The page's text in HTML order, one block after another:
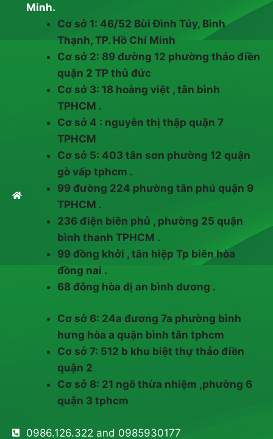
Minh.
Cơ sở 1: 46/52 Bùi Đình Túy, Bình
Thạnh, TP. Hồ Chí Minh
Cơ sở 2: 89 đường 12 phường thảo điền
quận 2 TP thủ đức
Cơ sở 3: 18 hoàng việt , tân bình
TPHCM .
Cơ sở 4 : nguyễn thị thập quận 7
TPHCM
Cơ sở 5: 403 tân sơn phường 12 quận
gò vấp tphcm .
99 đường 224 phường tân phú quận 9
TPHCM .
236 điện biên phủ , phường 25 quận
bình thanh TPHCM .
99 đồng khởi , tân hiệp Tp biên hòa
đồng nai .
68 đông hòa dị an bình dương .
Cơ sở 6: 24a đương 7a phường bình
hưng hòa a quận bình tân tphcm
Cơ sở 7: 512 b khu biệt thự thảo điền
quận 2
Cơ sở 8: 21 ngô thừa nhiệm ,phường 6
quận 3 tphcm
0986.126.322 and 0985930177